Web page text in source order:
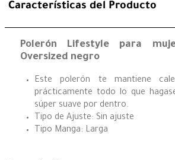
Características del Producto
Polerón Lifestyle para
Oversized negro
Este polerón te mantiene
prácticamente todo lo que
súper suave por dentro.
Tipo de Ajuste: Sin ajuste
Tipo Manga: Larga